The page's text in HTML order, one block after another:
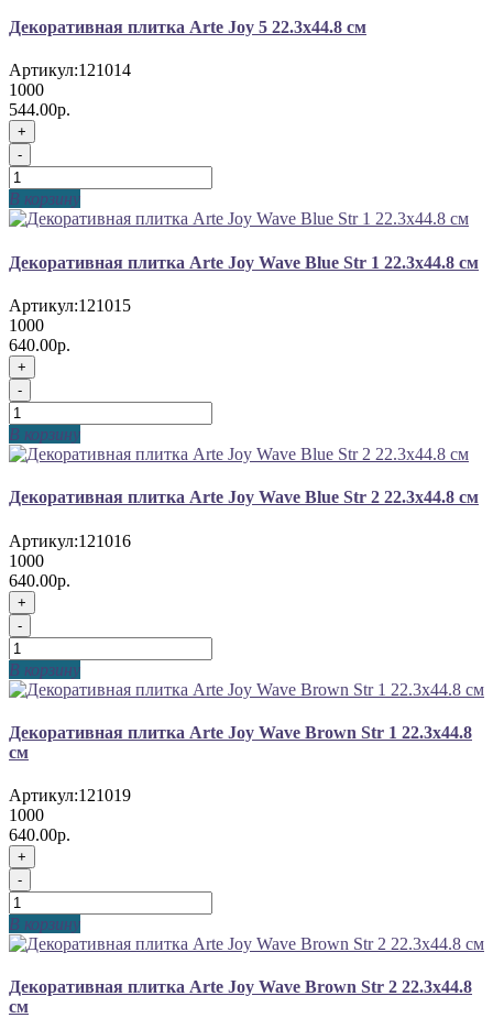
Декоративная плитка Arte Joy 5 22.3x44.8 см
Артикул:121014
1000
544.00р.
+
-
В корзину
Декоративная плитка Arte Joy Wave Blue Str 1 22.3x44.8 см
Артикул:121015
1000
640.00р.
+
-
В корзину
Декоративная плитка Arte Joy Wave Blue Str 2 22.3x44.8 см
Артикул:121016
1000
640.00р.
+
-
В корзину
Декоративная плитка Arte Joy Wave Brown Str 1 22.3x44.8
см
Артикул:121019
1000
640.00р.
+
-
В корзину
Декоративная плитка Arte Joy Wave Brown Str 2 22.3x44.8
см